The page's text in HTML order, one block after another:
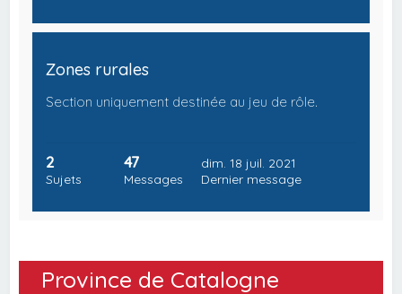
Zones rurales
Section uniquement destinée au jeu de rôle.
2
Sujets
47
Messages
dim. 18 juil. 2021
Dernier message
Province de Catalogne